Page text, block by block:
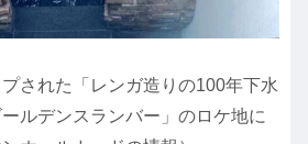
された「レンガ造りの100年下水
ルデンスランバー」のロケ地に